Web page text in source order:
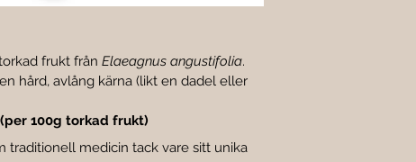
frukt från Elaeagnus angustifolia.
hård, avlång kärna (likt en dadel eller
100g torkad frukt)
traditionell medicin tack vare sitt unika